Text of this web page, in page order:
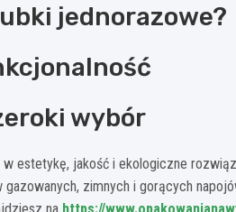
jednorazowe?
wybór
estetykę, jakość i ekologiczne
zimnych i gorących